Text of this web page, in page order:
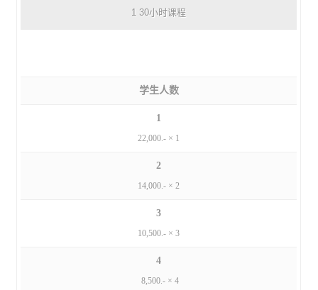
1 30小时课程
学生人数
1
22,000.- × 1
2
14,000.- × 2
3
10,500.- × 3
4
8,500.- × 4